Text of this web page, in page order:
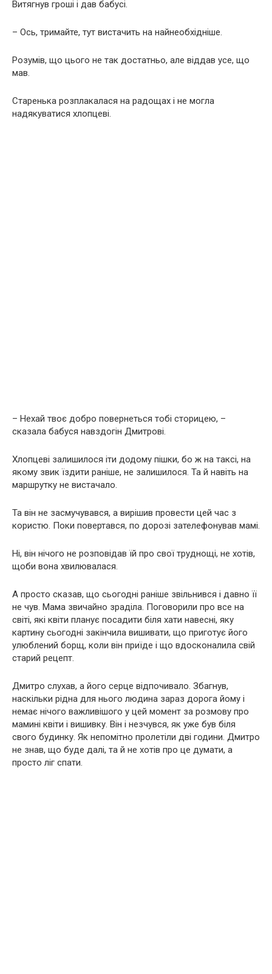
Витягнув гроші і дав бабусі.
– Ось, тримайте, тут вистачить на найнеобхідніше.
Розумів, що цього не так достатньо, але віддав усе, що
мав.
Старенька розплакалася на радощах і не могла
надякуватися хлопцеві.
– Нехай твоє добро повернеться тобі сторицею, –
сказала бабуся навздогін Дмитрові.
Хлопцеві залишилося іти додому пішки, бо ж на таксі, на
якому звик їздити раніше, не залишилося. Та й навіть на
маршрутку не вистачало.
Та він не засмучувався, а вирішив провести цей час з
користю. Поки повертався, по дорозі зателефонував мамі.
Ні, він нічого не розповідав їй про свої труднощі, не хотів,
щоби вона хвилювалася.
А просто сказав, що сьогодні раніше звільнився і давно її
не чув. Мама звичайно зраділа. Поговорили про все на
світі, які квіти планує посадити біля хати навесні, яку
картину сьогодні закінчила вишивати, що приготує його
улюблений борщ, коли він приїде і що вдосконалила свій
старий рецепт.
Дмитро слухав, а його серце відпочивало. Збагнув,
наскільки рідна для нього людина зараз дорога йому і
немає нічого важливішого у цей момент за розмову про
мамині квіти і вишивку. Він і незчувся, як уже був біля
свого будинку. Як непомітно пролетіли дві години. Дмитро
не знав, що буде далі, та й не хотів про це думати, а
просто ліг спати.